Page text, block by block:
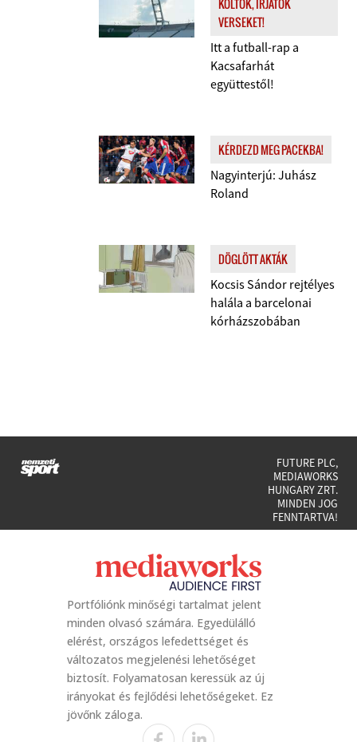
KÖLTŐK, ÍRJATOK
VERSEKET!
Itt a futball-rap a
Kacsafarhát
együttestől!
KÉRDEZD MEG PACEKBA!
Nagyinterjú: Juhász
Roland
DÖGLÖTT AKTÁK
Kocsis Sándor rejtélyes
halála a barcelonai
kórházszobában
FUTURE PLC,
MEDIAWORKS
HUNGARY ZRT.
MINDEN JOG
FENNTARTVA!
Portfóliónk minőségi tartalmat jelent
minden olvasó számára. Egyedülálló
elérést, országos lefedettséget és
változatos megjelenési lehetőséget
biztosít. Folyamatosan keressük az új
irányokat és fejlődési lehetőségeket. Ez
jövőnk záloga.